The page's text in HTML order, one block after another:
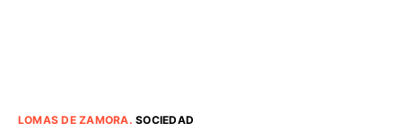
LOMAS DE ZAMORA.SOCIEDAD